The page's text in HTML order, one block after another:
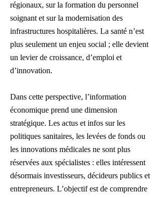
régionaux, sur la formation du personnel
soignant et sur la modernisation des
infrastructures hospitalières. La santé n’est
plus seulement un enjeu social ; elle devient
un levier de croissance, d’emploi et
d’innovation.
Dans cette perspective, l’information
économique prend une dimension
stratégique. Les actus et infos sur les
politiques sanitaires, les levées de fonds ou
les innovations médicales ne sont plus
réservées aux spécialistes : elles intéressent
désormais investisseurs, décideurs publics et
entrepreneurs. L’objectif est de comprendre